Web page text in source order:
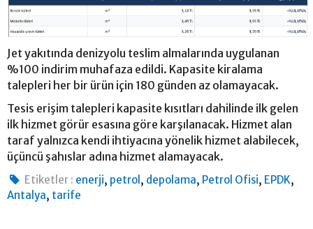
Jet yakıtında denizyolu teslim almalarında uygulanan
%100 indirim muhafaza edildi. Kapasite kiralama
talepleri her bir ürün için 180 günden az olamayacak.
Tesis erişim talepleri kapasite kısıtları dahilinde ilk gelen
ilk hizmet görür esasına göre karşılanacak. Hizmet alan
taraf yalnızca kendi ihtiyacına yönelik hizmet alabilecek,
üçüncü şahıslar adına hizmet alamayacak.
Etiketler : enerji, petrol , depolama, Petrol Ofisi, EPDK,
Antalya, tarife